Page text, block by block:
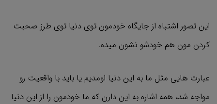
این تصور اشتباه از جایگاه خودمون توی دنیا توی طرز صحبت
کردن مون هم خودشو نشون میده.
عبارت هایی مثل ما به این دنیا اومدیم یا باید با واقعیت رو
مواجه شد، همه اشاره به این دارن که ما خودمون را از این دنیا